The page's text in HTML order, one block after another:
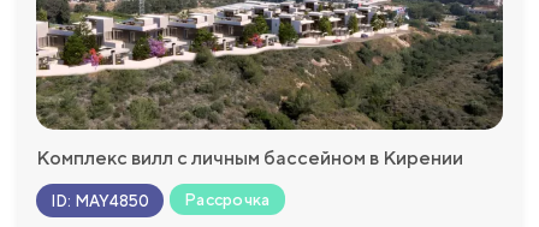
Комплекс вилл с личным бассейном в Кирении
ID: MAY4850 Рассрочка